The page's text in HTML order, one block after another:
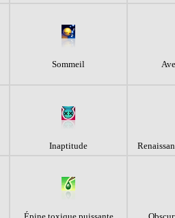
Sommeil
Inaptitude